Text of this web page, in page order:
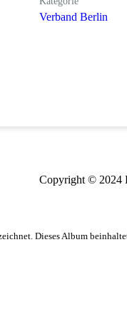
Verband Berlin
Copyright © 2024
Dieses Album